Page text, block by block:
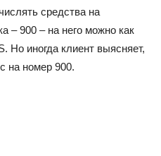
средства на
– 900 – на него можно как
Но иногда клиент выясняет,
на номер 900.